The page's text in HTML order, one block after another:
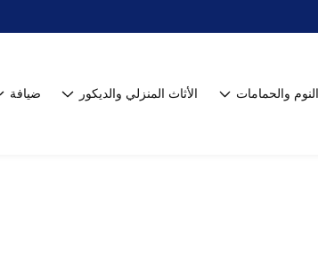
والحمامات الأثاث المنزلي والديكور ضيافة